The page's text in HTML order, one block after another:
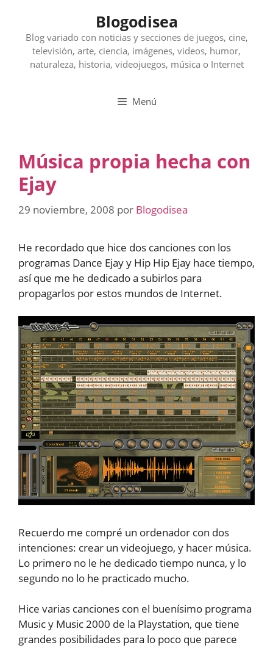
contenido
Blogodisea
Blog variado con noticias y secciones de juegos, cine,
televisión, arte, ciencia, imágenes, videos, humor,
naturaleza, historia, videojuegos, música o Internet
Menú
Música propia hecha con
Ejay
29 noviembre, 2008 por Blogodisea
He recordado que hice dos canciones con los
programas Dance Ejay y Hip Hip Ejay hace tiempo,
así que me he dedicado a subirlos para
propagarlos por estos mundos de Internet.
Recuerdo me compré un ordenador con dos
intenciones: crear un videojuego, y hacer música.
Lo primero no le he dedicado tiempo nunca, y lo
segundo no lo he practicado mucho.
Hice varias canciones con el buenísimo programa
Music y Music 2000 de la Playstation, que tiene
grandes posibilidades para lo poco que parece